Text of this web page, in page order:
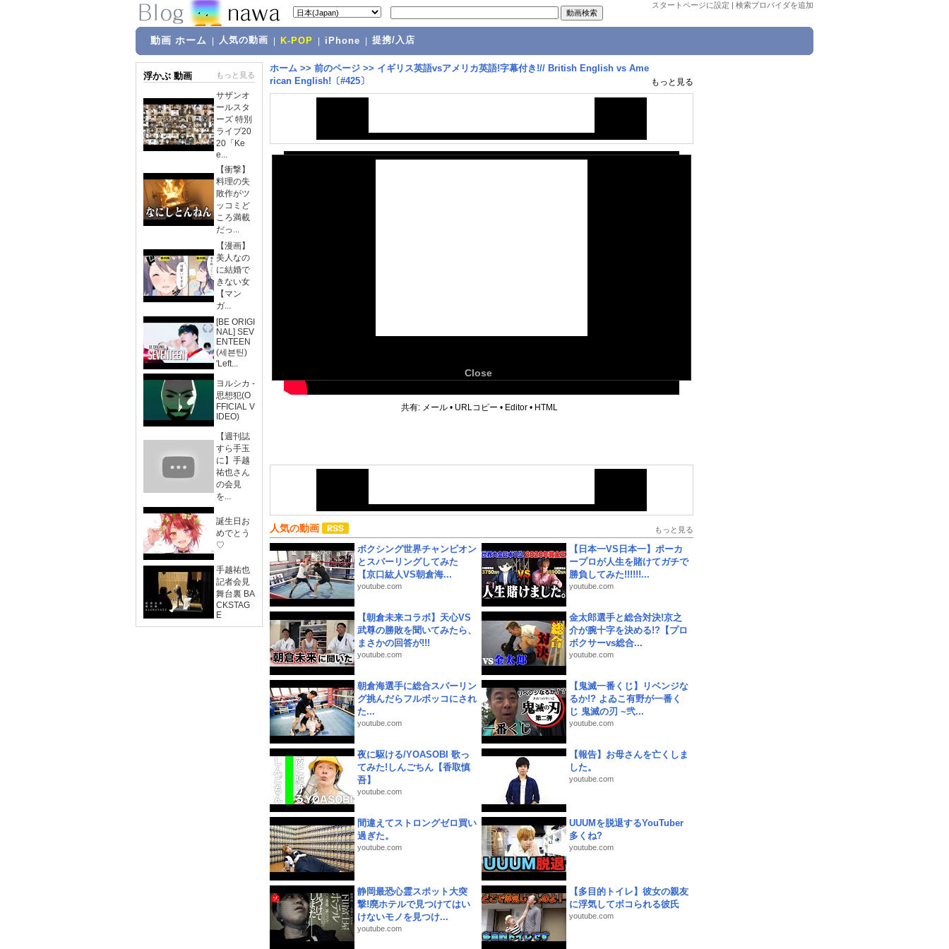
スタートページに設定 | 検索プロバイダを追加
動画 ホーム 人気の動画 K-POP iPhone 提携/入店
浮かぶ 動画 もっと見る
サザンオ
ールスタ
ーズ 特別
ライブ20
20「Ke
e...
【衝撃】
料理の失
敗作がツ
ッコミど
ころ満載
だっ...
【漫画】
美人なの
に結婚で
きない女
【マン
ガ...
[BE ORIGI
NAL] SEV
ENTEEN
(세븐틴)
'Left...
ヨルシカ -
思想犯(O
FFICIAL V
IDEO)
【週刊誌
すら手玉
に】手越
祐也さん
の会見
を...
誕生日お
めでとう
♡
手越祐也
記者会見
舞台裏 BA
CKSTAG
E
ホーム >> 前のページ >> イギリス英語vsアメリカ英語!字幕付き!// British English vs Ame
rican English!〔#425〕
もっと見る
Close
共有: メール • URLコピー • Editor • HTML
人気の動画 もっと見る
ボクシング世界チャンピオン
とスパーリングしてみた
【京口紘人VS朝倉海...
youtube.com
【日本一VS日本一】ポーカ
ープロが人生を賭けてガチで
勝負してみた!!!!!!...
youtube.com
【朝倉未来コラボ】天心VS
武尊の勝敗を聞いてみたら、
まさかの回答が!!!
youtube.com
金太郎選手と総合対決!京之
介が腕十字を決める!?【プロ
ボクサーvs総合...
youtube.com
朝倉海選手に総合スパーリン
グ挑んだらフルボッコにされ
た...
youtube.com
【鬼滅一番くじ】リベンジな
るか!? よゐこ有野が一番く
じ 鬼滅の刃 ~弐...
youtube.com
夜に駆ける/YOASOBI 歌っ
てみた!しんごちん【香取慎
吾】
youtube.com
【報告】お母さんを亡くしま
した。
youtube.com
間違えてストロングゼロ買い
過ぎた。
youtube.com
UUUMを脱退するYouTuber
多くね?
youtube.com
静岡最恐心霊スポット大突
撃!廃ホテルで見つけてはい
けないモノを見つけ...
youtube.com
【多目的トイレ】彼女の親友
に浮気してボコられる彼氏
youtube.com